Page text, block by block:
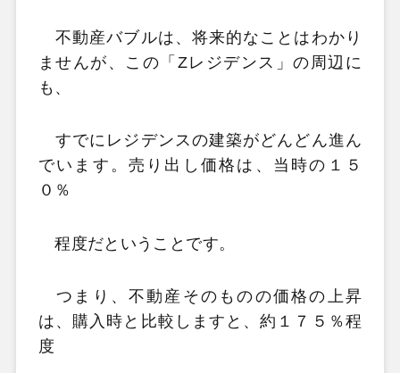
不動産バブルは、将来的なことはわかり
ませんが、この「Zレジデンス」の周辺に
も、
すでにレジデンスの建築がどんどん進ん
でいます。売り出し価格は、当時の１５
０％
程度だということです。
つまり、不動産そのものの価格の上昇
は、購入時と比較しますと、約１７５％程
度